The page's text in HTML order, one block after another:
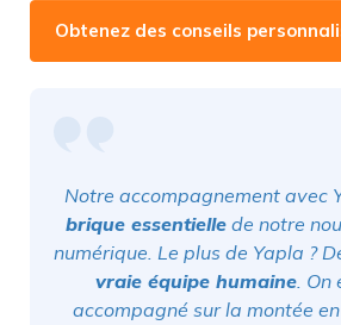
Obtenez des conseils
Notre accompagnement avec
brique essentiellede notre
numérique. Le plus de Yapla ?
vraie équipe humaine. On
accompagné sur la montée